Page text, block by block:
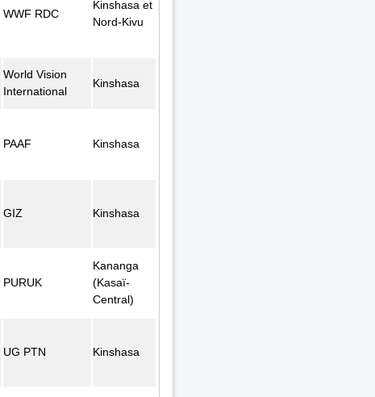
WWF RDC
Kinshasa et
Nord-Kivu
World Vision
International
Kinshasa
PAAF Kinshasa
GIZ Kinshasa
PURUK
Kananga
(Kasaï-
Central)
UG PTN Kinshasa